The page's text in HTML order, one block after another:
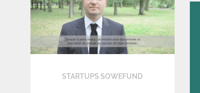
STARTUPS SOWEFUND